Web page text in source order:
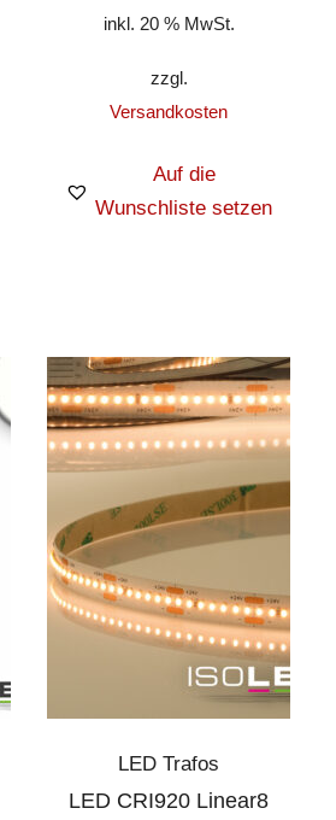
inkl. 20 % MwSt.
zzgl.
Versandkosten
Auf die
Wunschliste setzen
LED Trafos
LED CRI920 Linear8